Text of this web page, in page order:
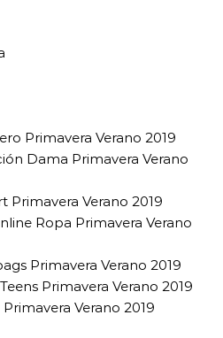
Primavera Verano 2019
Dama Primavera Verano
Primavera Verano 2019
Ropa Primavera Verano
Primavera Verano 2019
Primavera Verano 2019
Verano 2019